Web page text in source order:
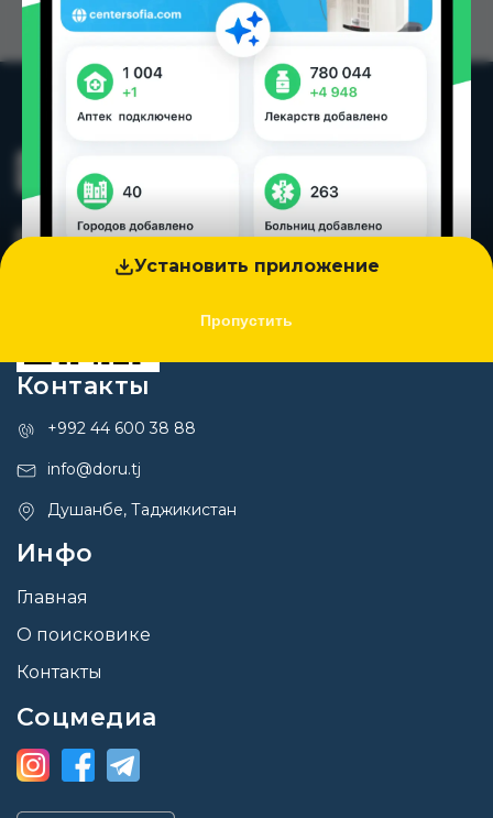
Установить приложение
Пропустить
Контакты
+992 44 600 38 88
info@doru.tj
Душанбе, Таджикистан
Инфо
Главная
О поисковике
Контакты
Соцмедиа